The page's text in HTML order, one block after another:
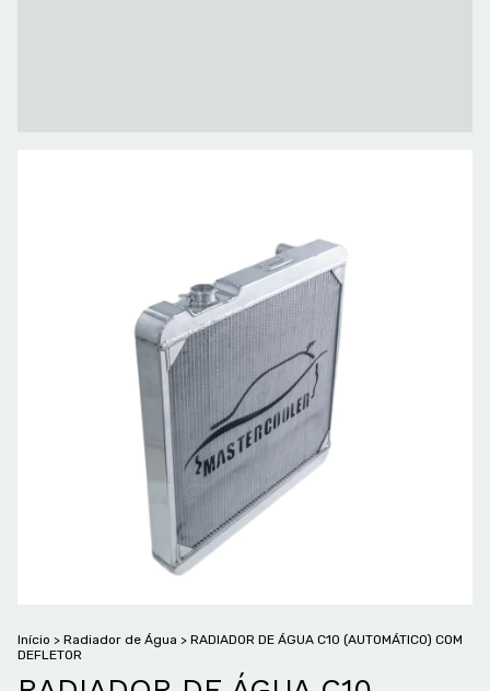
Início > Radiador de Água > RADIADOR DE ÁGUA C10 (AUTOMÁTICO) COM
DEFLETOR